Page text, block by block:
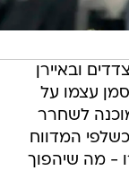
ובאיירן
עצמו על
לשחרר
המדווח
25-30 מיליון יורו - מה שיהפוך